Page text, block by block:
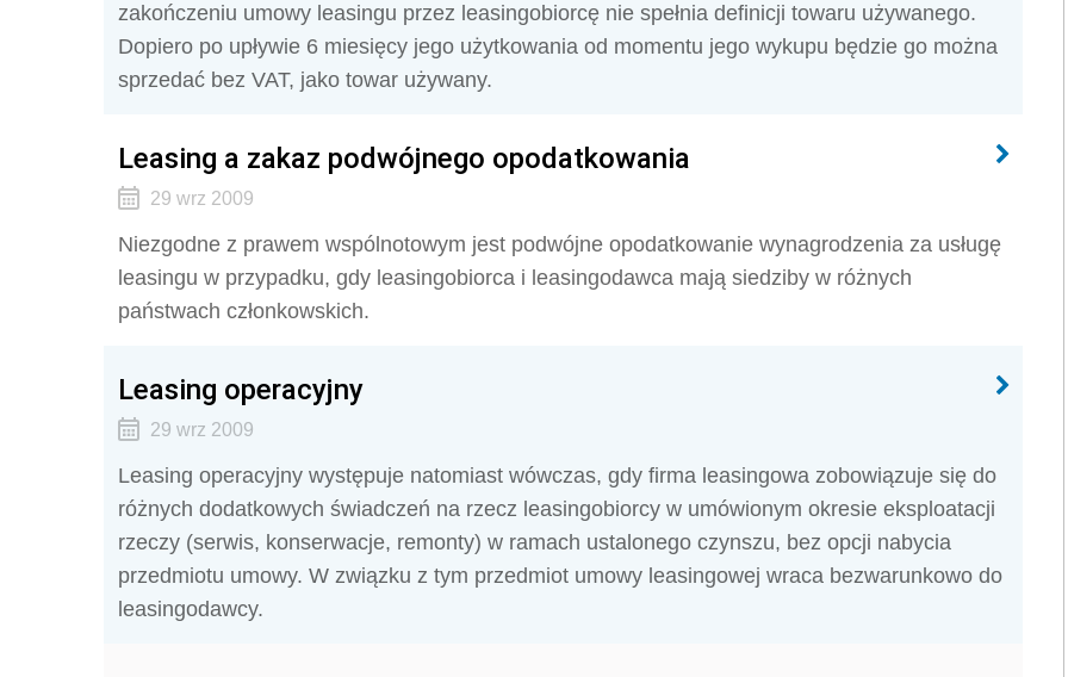
zakończeniu umowy leasingu przez leasingobiorcę nie spełnia definicji towaru używanego.
Dopiero po upływie 6 miesięcy jego użytkowania od momentu jego wykupu będzie go można
sprzedać bez VAT, jako towar używany.
Leasing a zakaz podwójnego opodatkowania
29 wrz 2009
Niezgodne z prawem wspólnotowym jest podwójne opodatkowanie wynagrodzenia za usługę
leasingu w przypadku, gdy leasingobiorca i leasingodawca mają siedziby w różnych
państwach członkowskich.
Leasing operacyjny
29 wrz 2009
Leasing operacyjny występuje natomiast wówczas, gdy firma leasingowa zobowiązuje się do
różnych dodatkowych świadczeń na rzecz leasingobiorcy w umówionym okresie eksploatacji
rzeczy (serwis, konserwacje, remonty) w ramach ustalonego czynszu, bez opcji nabycia
przedmiotu umowy. W związku z tym przedmiot umowy leasingowej wraca bezwarunkowo do
leasingodawcy.